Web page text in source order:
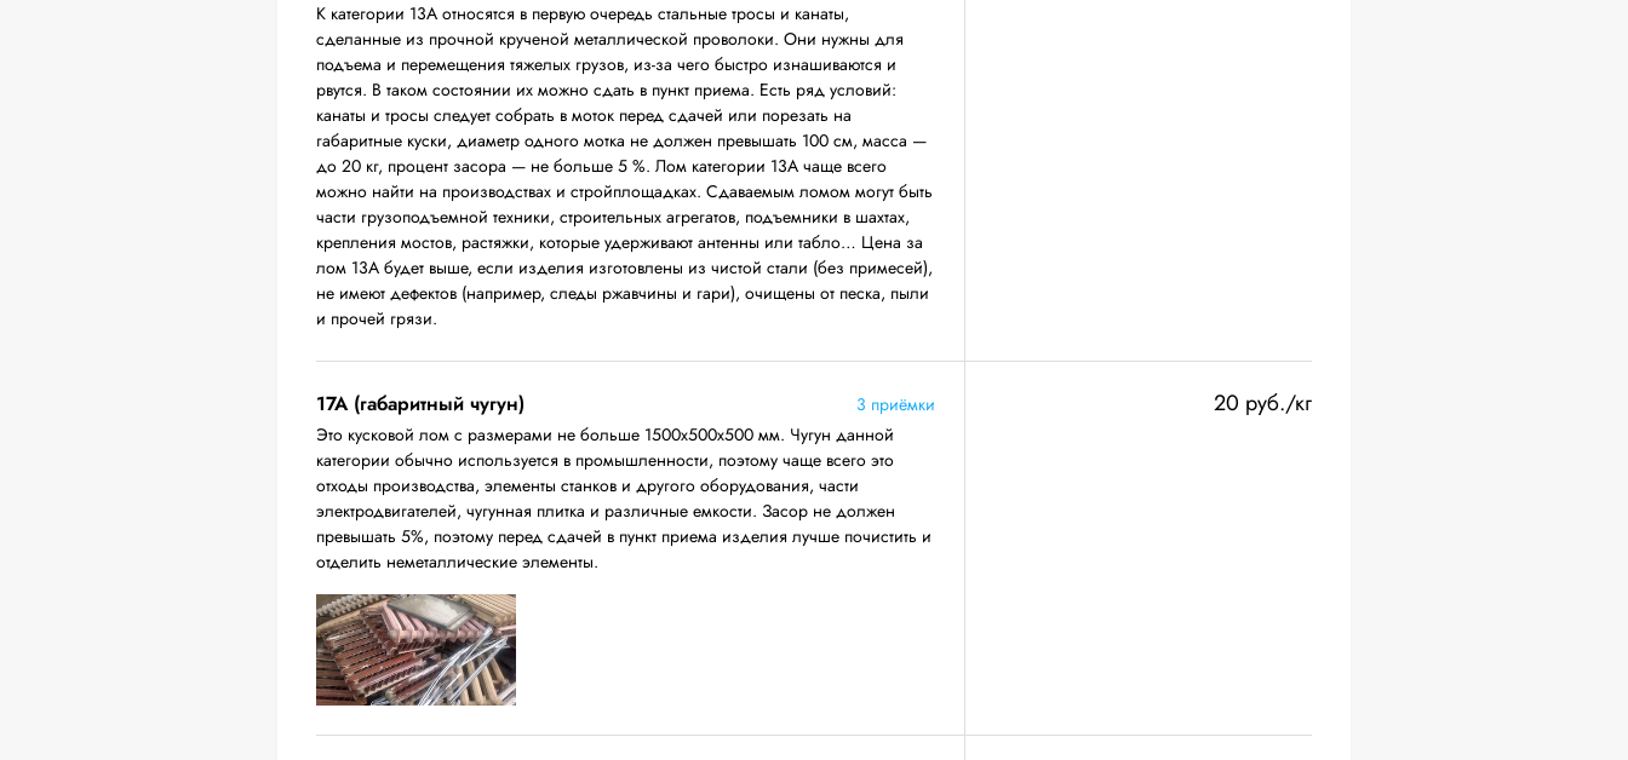
К категории 13А относятся в первую очередь стальные тросы и канаты,
сделанные из прочной крученой металлической проволоки. Они нужны для
подъема и перемещения тяжелых грузов, из-за чего быстро изнашиваются и
рвутся. В таком состоянии их можно сдать в пункт приема. Есть ряд условий:
канаты и тросы следует собрать в моток перед сдачей или порезать на
габаритные куски, диаметр одного мотка не должен превышать 100 см, масса —
до 20 кг, процент засора — не больше 5 %. Лом категории 13А чаще всего
можно найти на производствах и стройплощадках. Сдаваемым ломом могут быть
части грузоподъемной техники, строительных агрегатов, подъемники в шахтах,
крепления мостов, растяжки, которые удерживают антенны или табло… Цена за
лом 13А будет выше, если изделия изготовлены из чистой стали (без примесей),
не имеют дефектов (например, следы ржавчины и гари), очищены от песка, пыли
и прочей грязи.
17А (габаритный чугун)
3 приёмки
Это кусковой лом с размерами не больше 1500х500х500 мм. Чугун данной
категории обычно используется в промышленности, поэтому чаще всего это
отходы производства, элементы станков и другого оборудования, части
электродвигателей, чугунная плитка и различные емкости. Засор не должен
превышать 5%, поэтому перед сдачей в пункт приема изделия лучше почистить и
отделить неметаллические элементы.
20 руб./кг